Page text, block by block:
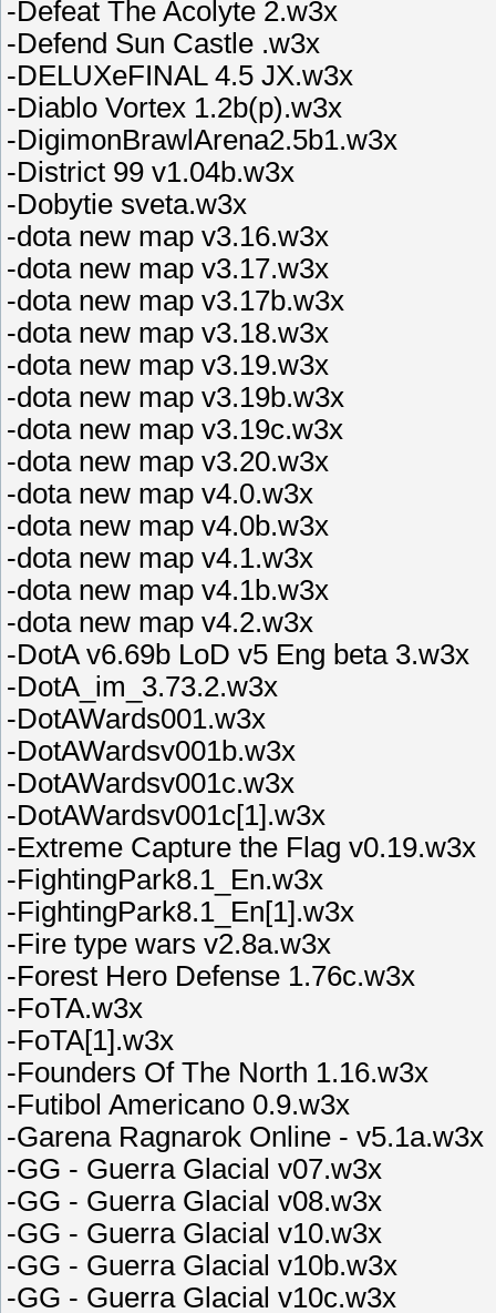
-Defeat The Acolyte 2.w3x
-Defend Sun Castle .w3x
-DELUXeFINAL 4.5 JX.w3x
-Diablo Vortex 1.2b(p).w3x
-DigimonBrawlArena2.5b1.w3x
-District 99 v1.04b.w3x
-Dobytie sveta.w3x
-dota new map v3.16.w3x
-dota new map v3.17.w3x
-dota new map v3.17b.w3x
-dota new map v3.18.w3x
-dota new map v3.19.w3x
-dota new map v3.19b.w3x
-dota new map v3.19c.w3x
-dota new map v3.20.w3x
-dota new map v4.0.w3x
-dota new map v4.0b.w3x
-dota new map v4.1.w3x
-dota new map v4.1b.w3x
-dota new map v4.2.w3x
-DotA v6.69b LoD v5 Eng beta 3.w3x
-DotA_im_3.73.2.w3x
-DotAWards001.w3x
-DotAWardsv001b.w3x
-DotAWardsv001c.w3x
-DotAWardsv001c[1].w3x
-Extreme Capture the Flag v0.19.w3x
-FightingPark8.1_En.w3x
-FightingPark8.1_En[1].w3x
-Fire type wars v2.8a.w3x
-Forest Hero Defense 1.76c.w3x
-FoTA.w3x
-FoTA[1].w3x
-Founders Of The North 1.16.w3x
-Futibol Americano 0.9.w3x
-Garena Ragnarok Online - v5.1a.w3x
-GG - Guerra Glacial v07.w3x
-GG - Guerra Glacial v08.w3x
-GG - Guerra Glacial v10.w3x
-GG - Guerra Glacial v10b.w3x
-GG - Guerra Glacial v10c.w3x